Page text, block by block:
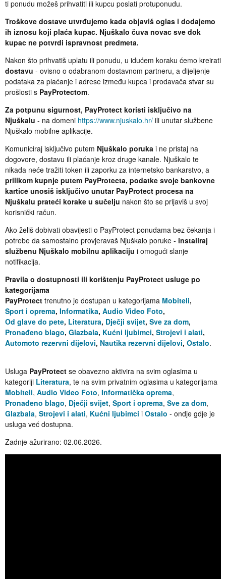
ti ponudu možeš prihvatiti ili kupcu poslati protuponudu.
Troškove dostave utvrđujemo kada objaviš oglas i dodajemo
ih iznosu koji plaća kupac. Njuškalo čuva novac sve dok
kupac ne potvrdi ispravnost predmeta.
Nakon što prihvatiš uplatu ili ponudu, u idućem koraku ćemo kreirati
dostavu - ovisno o odabranom dostavnom partneru, a dijeljenje
podataka za plaćanje i adrese između kupca i prodavača stvar su
prošlosti s PayProtectom.
Za potpunu sigurnost, PayProtect koristi isključivo na
Njuškalu - na domeni https://www.njuskalo.hr/ili unutar službene
Njuškalo mobilne aplikacije.
Komuniciraj isključivo putem Njuškalo poruka i ne pristaj na
dogovore, dostavu ili plaćanje kroz druge kanale. Njuškalo te
nikada neće tražiti token ili zaporku za internetsko bankarstvo, a
prilikom kupnje putem PayProtecta, podatke svoje bankovne
kartice unosiš isključivo unutar PayProtect procesa na
Njuškalu prateći korake u sučelju nakon što se prijaviš u svoj
korisnički račun.
Ako želiš dobivati obavijesti o PayProtect ponudama bez čekanja i
potrebe da samostalno provjeravaš Njuškalo poruke - instaliraj
službenu Njuškalo mobilnu aplikaciju i omogući slanje
notifikacija.
Pravila o dostupnosti ili korištenju PayProtect usluge po
kategorijama
PayProtecttrenutno je dostupan u kategorijama Mobiteli,
Sport i oprema, Informatika, Audio Video Foto,
Od glave do pete, Literatura, Dječji svijet, Sve za dom,
Pronađeno blago, Glazbala, Kućni ljubimci, Strojevi i alati,
Automoto rezervni dijelovi, Nautika rezervni dijelovi, Ostalo.
Usluga PayProtectse obavezno aktivira na svim oglasima u
kategoriji Literatura, te na svim privatnim oglasima u kategorijama
Mobiteli, Audio Video Foto, Informatička oprema,
Pronađeno blago, Dječji svijet, Sport i oprema, Sve za dom,
Glazbala, Strojevi i alati, Kućni ljubimci i Ostalo - ondje gdje je
usluga već dostupna.
Zadnje ažurirano: 02.06.2026.